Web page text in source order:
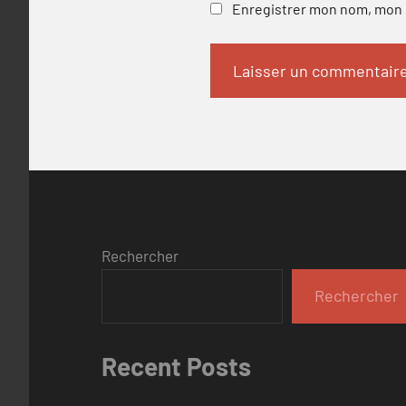
Enregistrer mon nom,
Rechercher
Rechercher
Recent Posts